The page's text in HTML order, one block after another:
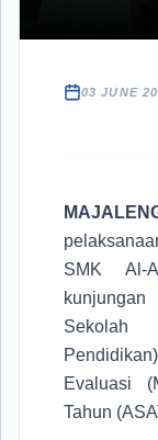
03 JUNE
SMK Al-
Sekolah
Evaluasi
Tahun